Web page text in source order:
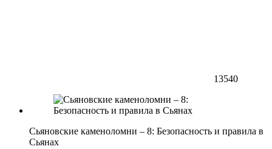
13540
Сьяновские каменоломни – 8: Безопасность и правила в
Сьянах